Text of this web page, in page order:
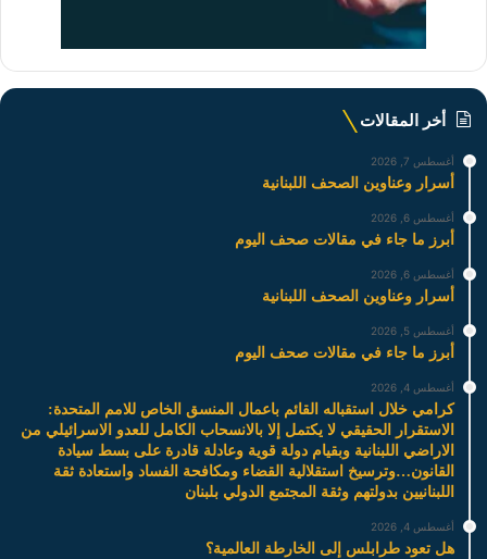
أخر المقالات
أغسطس 7, 2026
أسرار وعناوين الصحف اللبنانية
أغسطس 6, 2026
أبرز ما جاء في مقالات صحف اليوم
أغسطس 6, 2026
أسرار وعناوين الصحف اللبنانية
أغسطس 5, 2026
أبرز ما جاء في مقالات صحف اليوم
أغسطس 4, 2026
كرامي خلال استقباله القائم باعمال المنسق الخاص للامم المتحدة:
الاستقرار الحقيقي لا يكتمل إلا بالانسحاب الكامل للعدو الاسرائيلي من
الاراضي اللبنانية وبقيام دولة قوية وعادلة قادرة على بسط سيادة
القانون…وترسيخ استقلالية القضاء ومكافحة الفساد واستعادة ثقة
اللبنانيين بدولتهم وثقة المجتمع الدولي بلبنان
أغسطس 4, 2026
هل تعود طرابلس إلى الخارطة العالمية؟